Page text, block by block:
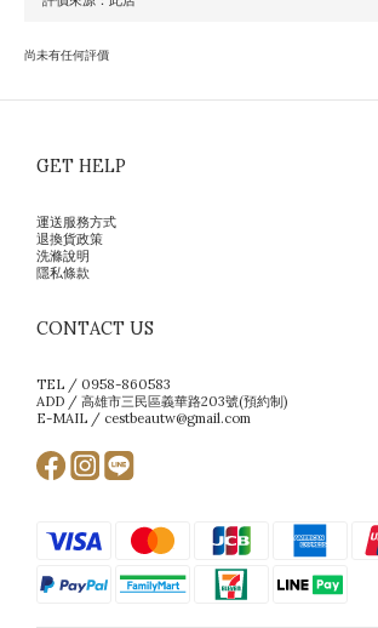
尚未有任何評價
GET HELP
運送服務方式
退換貨政策
洗滌說明
隱私條款
CONTACT US
TEL / 0958-860583
ADD / 高雄市三民區義華路203號(預約制)
E-MAIL / cestbeautw@gmail.com